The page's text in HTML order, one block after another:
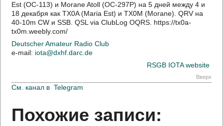
Est (OC-113) и Morane Atoll (OC-297P) на 5 дней между 4 и
18 декабря как TX0A (Maria Est) и TX0M (Morane). QRV на
40-10m CW и SSB. QSL via ClubLog OQRS. https://tx0a-
tx0m.weebly.com/
Deutscher Amateur Radio Club
e-mail: iota@dxhf.darc.de
RSGB IOTA website
Вверх
См. канал в Telegram
Похожие записи: